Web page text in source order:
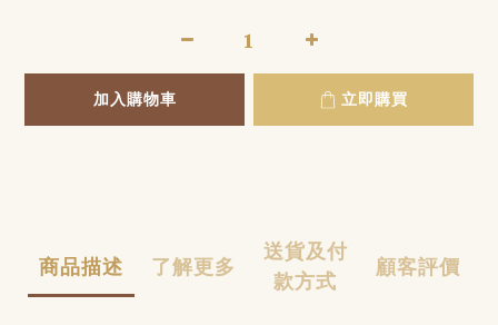
加入購物車 立即購買
商品描述 了解更多
送貨及付
款方式
顧客評價